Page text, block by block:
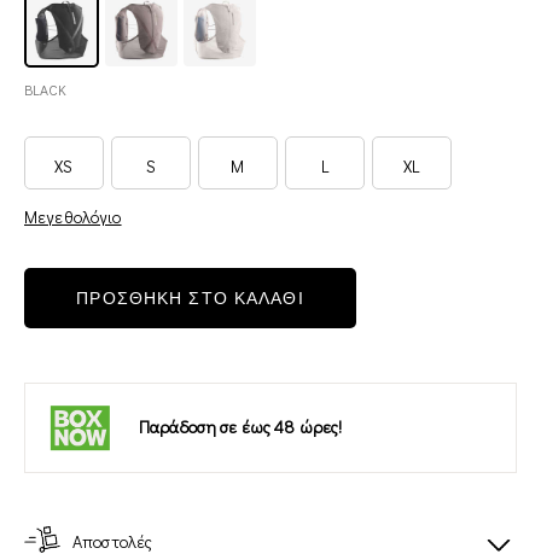
BLACK
XS S M L XL
Μεγεθολόγιο
ΠΡΟΣΘΗΚΗ ΣΤΟ ΚΑΛΑΘΙ
Παράδοση σε έως 48 ώρες!
Αποστολές